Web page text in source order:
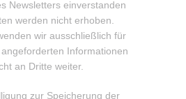
Newsletters einverstanden
werden nicht erhoben.
wir ausschließlich für
Informationen
an Dritte weiter.
zur Speicherung der